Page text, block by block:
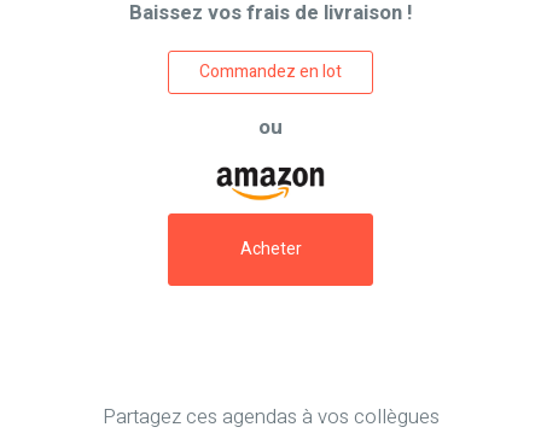
Baissez vos frais de livraison !
Commandez en lot
ou
Acheter
Partagez ces agendas à vos collègues